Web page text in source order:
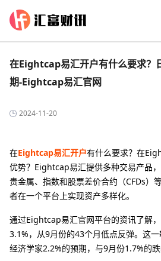
在Eightcap易汇开户有什么要求？
期-Eightcap易汇官网
2024-11-20
在Eightcap易汇开户有什么要求？在
优势？Eightcap易汇提供多种交易产品，
贵金属、指数和股票差价合约（CFDs）
者在一个平台上实现资产多样化。
通过Eightcap易汇官网平台的资讯了解
3.1%，从9月份的43个月低点反弹。这
经济学家2.2%的预期，与9月份1.7%的跌